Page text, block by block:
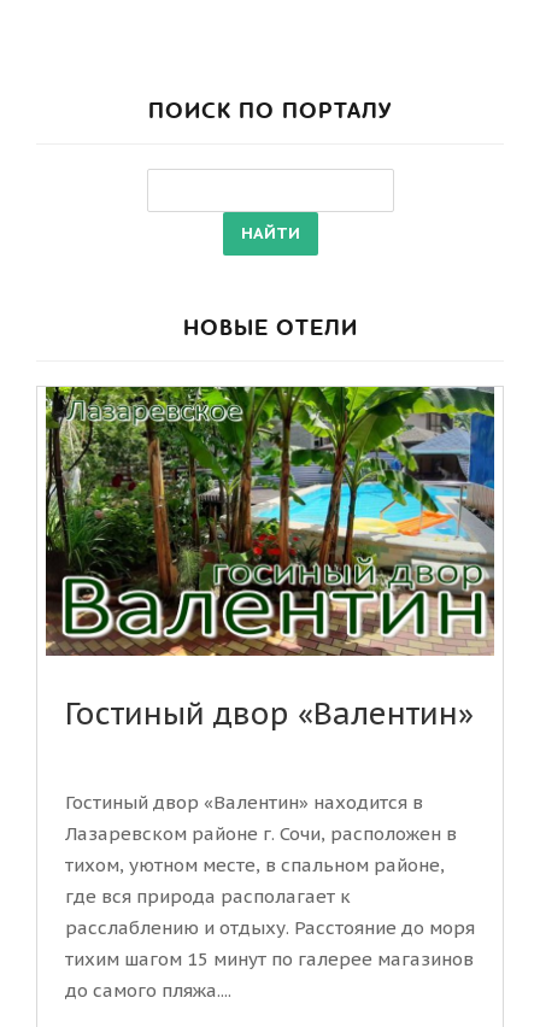
ПОИСК ПО ПОРТАЛУ
НОВЫЕ ОТЕЛИ
Гостиный двор «Валентин»
Гостиный двор «Валентин» находится в
Лазаревском районе г. Сочи, расположен в
тихом, уютном месте, в спальном районе,
где вся природа располагает к
расслаблению и отдыху. Расстояние до моря
тихим шагом 15 минут по галерее магазинов
до самого пляжа....